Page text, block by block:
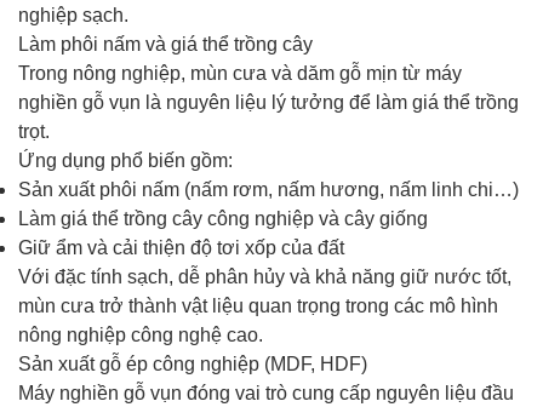
nghiệp sạch.
Làm phôi nấm và giá thể trồng cây
Trong nông nghiệp, mùn cưa và dăm gỗ mịn từ máy
nghiền gỗ vụn là nguyên liệu lý tưởng để làm giá thể trồng
trọt.
Ứng dụng phổ biến gồm:
Sản xuất phôi nấm (nấm rơm, nấm hương, nấm linh chi…)
Làm giá thể trồng cây công nghiệp và cây giống
Giữ ẩm và cải thiện độ tơi xốp của đất
Với đặc tính sạch, dễ phân hủy và khả năng giữ nước tốt,
mùn cưa trở thành vật liệu quan trọng trong các mô hình
nông nghiệp công nghệ cao.
Sản xuất gỗ ép công nghiệp (MDF, HDF)
Máy nghiền gỗ vụn đóng vai trò cung cấp nguyên liệu đầu